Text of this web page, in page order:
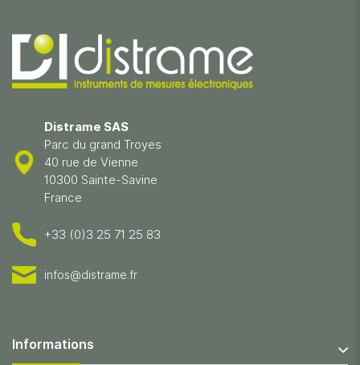
Distrame SAS
Parc du grand Troyes
40 rue de Vienne
10300 Sainte-Savine
France
+33 (0)3 25 71 25 83
infos@distrame.fr
Informations